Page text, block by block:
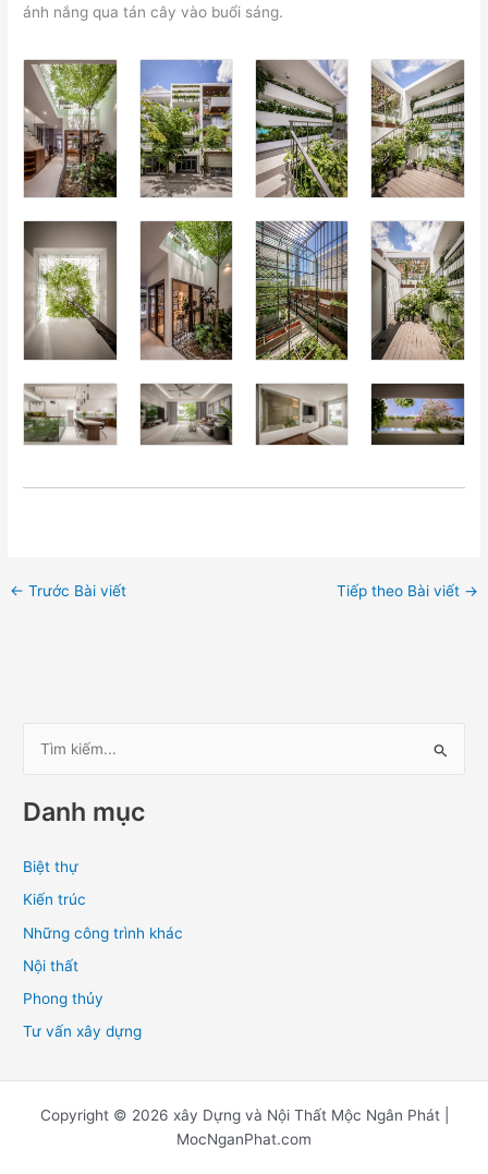
ánh nắng qua tán cây vào buổi sáng.
← Trước Bài viết Tiếp theo Bài viết →
m
i
ế
m
:
Danh mục
Biệt thự
Kiến trúc
Những công trình khác
Nội thất
Phong thủy
Tư vấn xây dựng
Copyright © 2026 xây Dựng và Nội Thất Mộc Ngân Phát |
MocNganPhat.com